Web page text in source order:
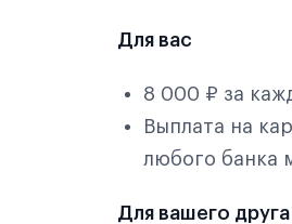
Для вас
8 000 ₽ за
Выплата на
любого банка
Для вашего друга